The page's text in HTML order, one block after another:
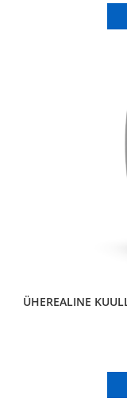
ÜHEREALINE